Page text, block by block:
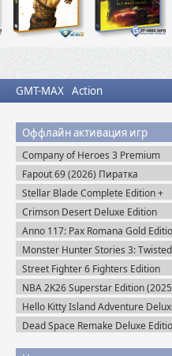
GMT-MAX Action
Оффлайн активация игр
Company of Heroes 3 Premium
Edition (2023) RePack
Fapout 69 (2026) Пиратка
Stellar Blade Complete Edition +
Все DLC (2025) Пиратка
Crimson Desert Deluxe Edition
v.1.14.0 (2026) Portable
Anno 117: Pax Romana Gold
(2025) Uplay-Rip
Monster Hunter Stories 3: Twisted
Reflection (2026) Steam-Rip
Street Fighter 6 Fighters Edition
(2023) Steam-Rip
NBA 2K26 Superstar Edition
Steam-Rip
Hello Kitty Island Adventure
Edition (2025) Steam-Rip
Dead Space Remake Deluxe